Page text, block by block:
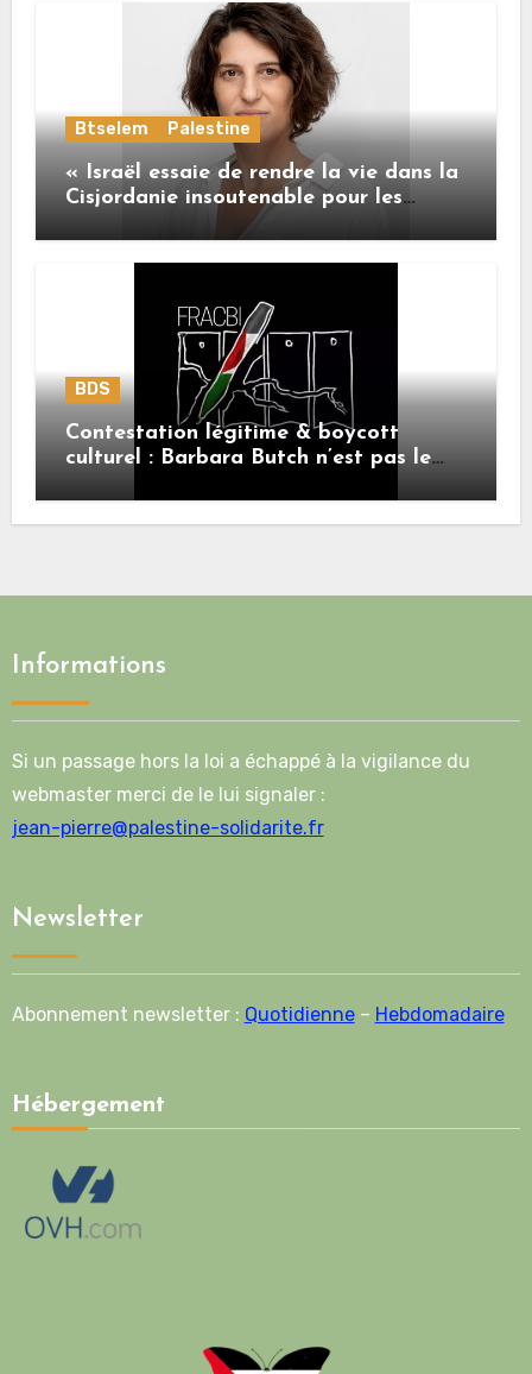
Btselem Palestine
« Israël essaie de rendre la vie dans la
Cisjordanie insoutenable pour les
BDS
Contestation légitime & boycott
culturel : Barbara Butch n’est pas le
Informations
Si un passage hors la loi a échappé à la vigilance du
webmaster merci de le lui signaler :
jean-pierre@palestine-solidarite.fr
Newsletter
Abonnement newsletter : Quotidienne– Hebdomadaire
Hébergement